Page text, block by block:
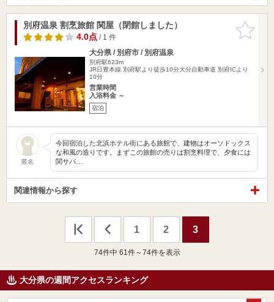
お気に入
りに追加
別府温泉 割烹旅館 関屋（閉館しました）
4.0点/ 1 件
大分県 / 別府市 / 別府温泉
別府駅623m
JR日豊本線 別府駅より徒歩10分大分自動車道 別府ICより
10分
営業時間
入浴料金 ～
宿泊
匿名
今回宿泊した北浜ホテル街にある旅館で、建物はオーソドックス
な和風の造りです。まずこの旅館の売りは割烹料理で、夕食には
関サバ…
関連情報から探す
1 2 3
74件中 61件～74件を表示
大分県の週間アクセスランキング